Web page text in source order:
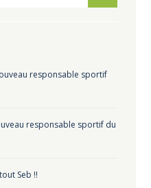
responsable sportif
responsable sportif du
Seb !!